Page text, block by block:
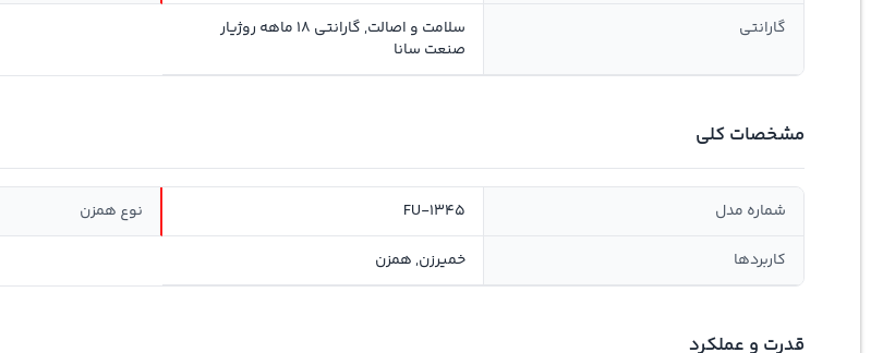
گارانتی
سلامت و اصالت, گارانتی 18 ماهه روژیار
صنعت سانا
مشخصات کلی
شماره مدل FU-1345 نوع همزن
کاربردها خمیرزن, همزن
قدرت و عملکرد